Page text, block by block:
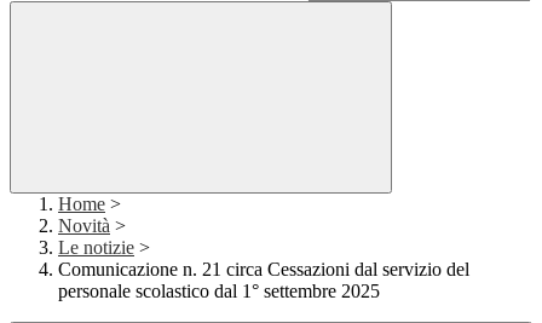
Home >
Novità >
Le notizie >
Comunicazione n. 21 circa Cessazioni dal servizio del
personale scolastico dal 1° settembre 2025